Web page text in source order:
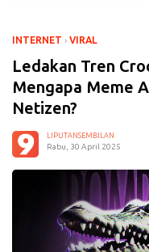
INTERNET › VIRAL
Ledakan Tren
Mengapa Meme
Netizen?
LIPUTANSEMBILAN
Rabu, 30 April 2025